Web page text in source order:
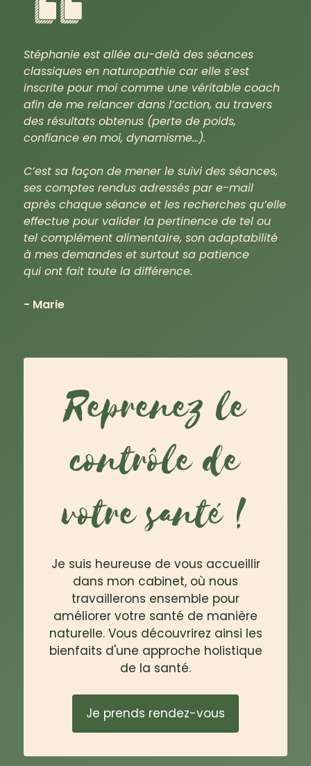
Stéphanie est allée au-delà des séances
classiques en naturopathie car elle s’est
inscrite pour moi comme une véritable coach
afin de me relancer dans l’action, au travers
des résultats obtenus (perte de poids,
confiance en moi, dynamisme…).
C’est sa façon de mener le suivi des séances,
ses comptes rendus adressés par e-mail
après chaque séance et les recherches qu’elle
effectue pour valider la pertinence de tel ou
tel complément alimentaire, son adaptabilité
à mes demandes et surtout sa patience
qui ont fait toute la différence.
- Marie
Reprenez le
contrôle de
votre santé !
Je suis heureuse de vous accueillir
dans mon cabinet, où nous
travaillerons ensemble pour
améliorer votre santé de manière
naturelle. Vous découvrirez ainsi les
bienfaits d'une approche holistique
de la santé.
Je prends rendez-vous